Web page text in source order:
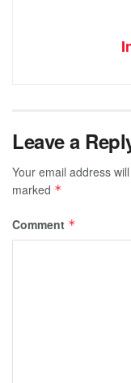
Leave a
Your email address
marked *
Comment *